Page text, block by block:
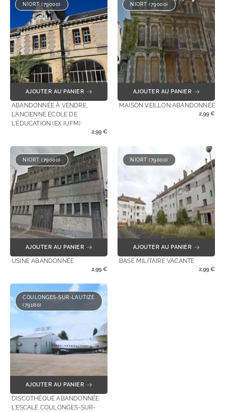
NIORT (79000)
AJOUTER AU PANIER
ABANDONNÉE À VENDRE,
L'ANCIENNE ÉCOLE DE
L'ÉDUCATION (EX IUFM)
2,99 €
NIORT (79000)
AJOUTER AU PANIER
MAISON VEILLON ABANDONNÉE
2,99 €
NIORT (79000)
AJOUTER AU PANIER
USINE ABANDONNÉE
2,99 €
NIORT (79000)
AJOUTER AU PANIER
BASE MILITAIRE VACANTE
2,99 €
COULONGES-SUR-L’AUTIZE
(79160)
AJOUTER AU PANIER
DISCOTHÈQUE ABANDONNÉE
L'ESCALE COULONGES-SUR-